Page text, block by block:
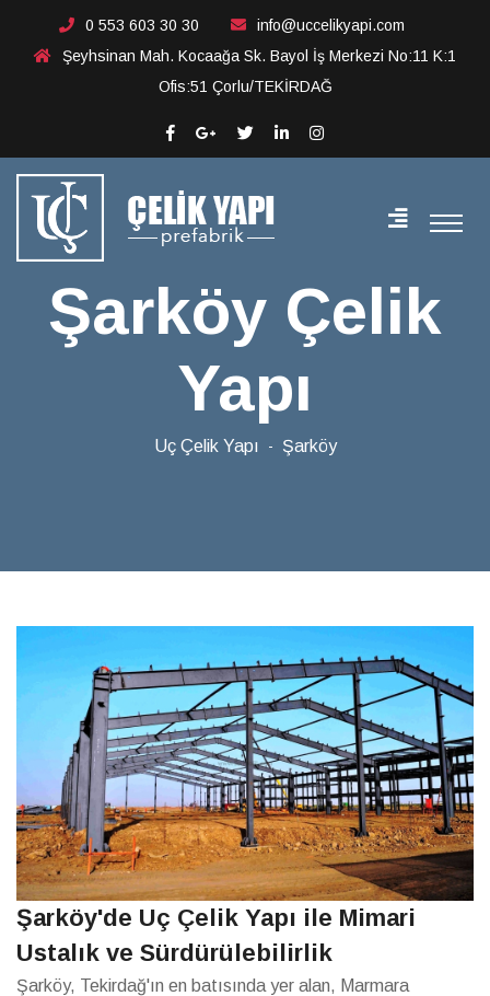
Şarköy Çelik Yapı
0 553 603 30 30
info@uccelikyapi.com
Şeyhsinan Mah. Kocaağa Sk. Bayol İş Merkezi No:11 K:1
Ofis:51 Çorlu/TEKİRDAĞ
Şarköy Çelik
Yapı
Uç Çelik Yapı Şarköy
Şarköy'de Uç Çelik Yapı ile Mimari
Ustalık ve Sürdürülebilirlik
Şarköy, Tekirdağ'ın en batısında yer alan, Marmara